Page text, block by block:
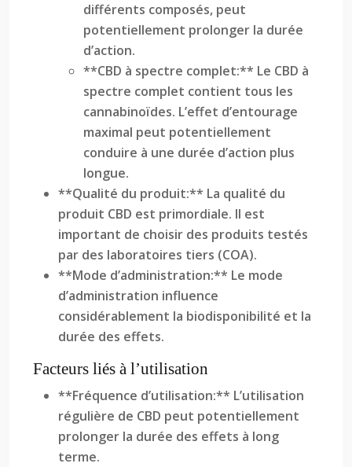
différents composés, peut
potentiellement prolonger la durée
d’action.
**CBD à spectre complet:** Le CBD à
spectre complet contient tous les
cannabinoïdes. L’effet d’entourage
maximal peut potentiellement
conduire à une durée d’action plus
longue.
**Qualité du produit:** La qualité du
produit CBD est primordiale. Il est
important de choisir des produits testés
par des laboratoires tiers (COA).
**Mode d’administration:** Le mode
d’administration influence
considérablement la biodisponibilité et la
durée des effets.
Facteurs liés à l’utilisation
**Fréquence d’utilisation:** L’utilisation
régulière de CBD peut potentiellement
prolonger la durée des effets à long
terme.